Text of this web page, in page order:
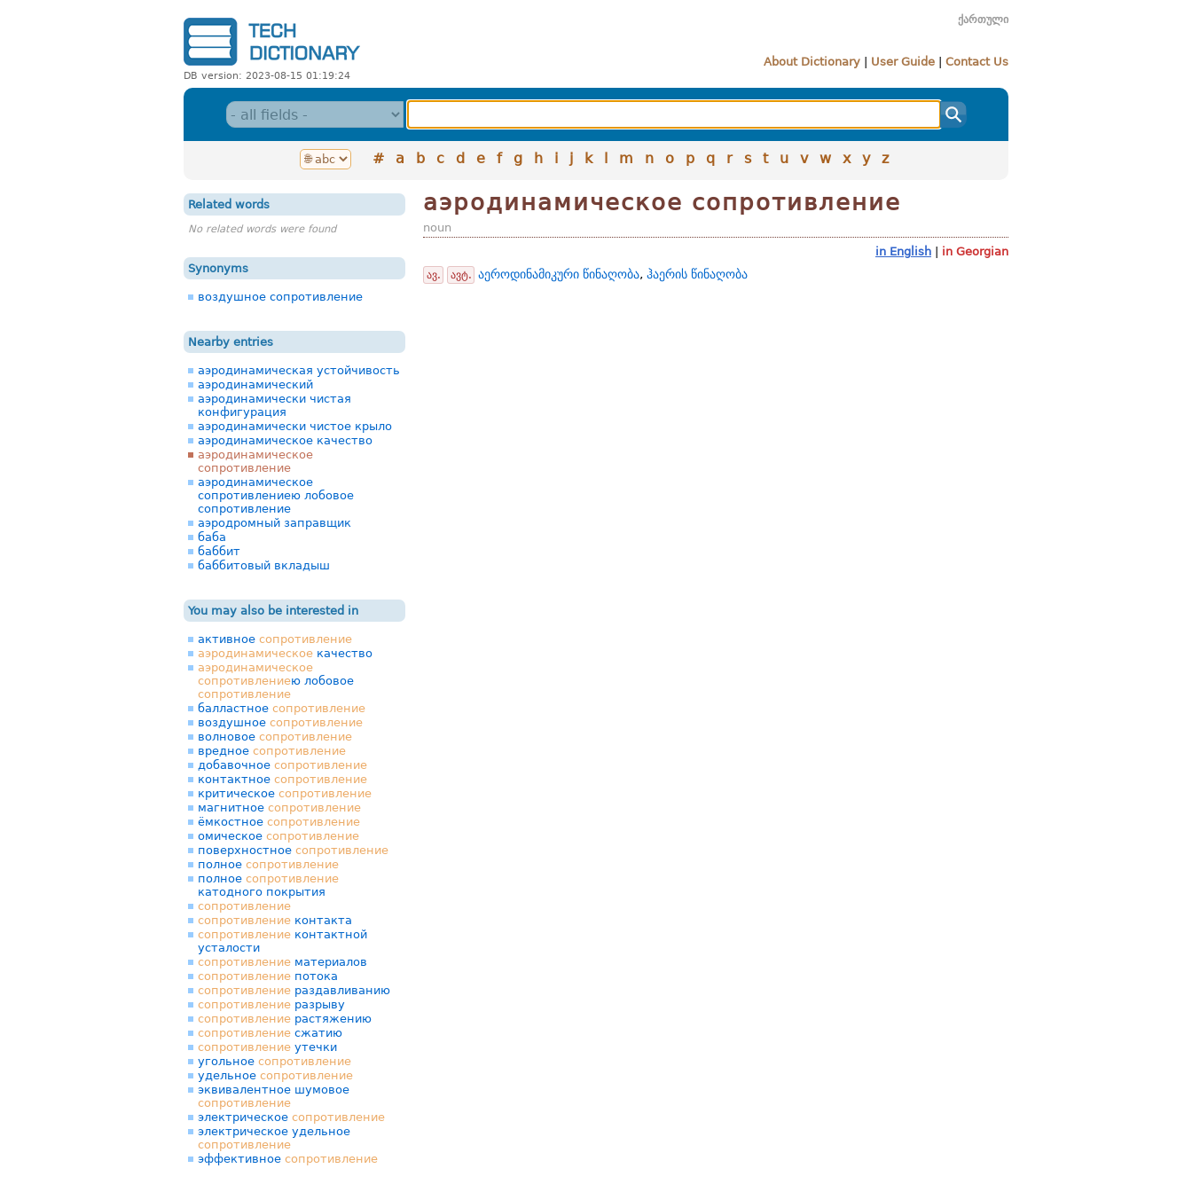
DB version: 2023-08-15 01:19:24
ქართული
About Dictionary User Guide Contact Us
# a b c d e f g h i j k l m n o p q r s t u v w x y z
Related words
No related words were found
Synonyms
воздушное сопротивление
Nearby entries
аэродинамическая устойчивость
аэродинамический
аэродинамически чистая
конфигурация
аэродинамически чистое крыло
аэродинамическое качество
аэродинамическое
сопротивление
аэродинамическое
сопротивлениею лобовое
сопротивление
аэродромный заправщик
баба
баббит
баббитовый вкладыш
You may also be interested in
активное сопротивление
аэродинамическое качество
аэродинамическое
сопротивлениею лобовое
сопротивление
балластное сопротивление
воздушное сопротивление
волновое сопротивление
вредное сопротивление
добавочное сопротивление
контактное сопротивление
критическое сопротивление
магнитное сопротивление
ёмкостное сопротивление
омическое сопротивление
поверхностное сопротивление
полное сопротивление
полное сопротивление
катодного покрытия
сопротивление
сопротивление контакта
сопротивление контактной
усталости
сопротивление материалов
сопротивление потока
сопротивление раздавливанию
сопротивление разрыву
сопротивление растяжению
сопротивление сжатию
сопротивление утечки
угольное сопротивление
удельное сопротивление
эквивалентное шумовое
сопротивление
электрическое сопротивление
электрическое удельное
сопротивление
эффективное сопротивление
аэродинамическое сопротивление
noun
in English
in Georgian
ავ. ავტ. აეროდინამიკური წინაღობა, ჰაერის წინაღობა